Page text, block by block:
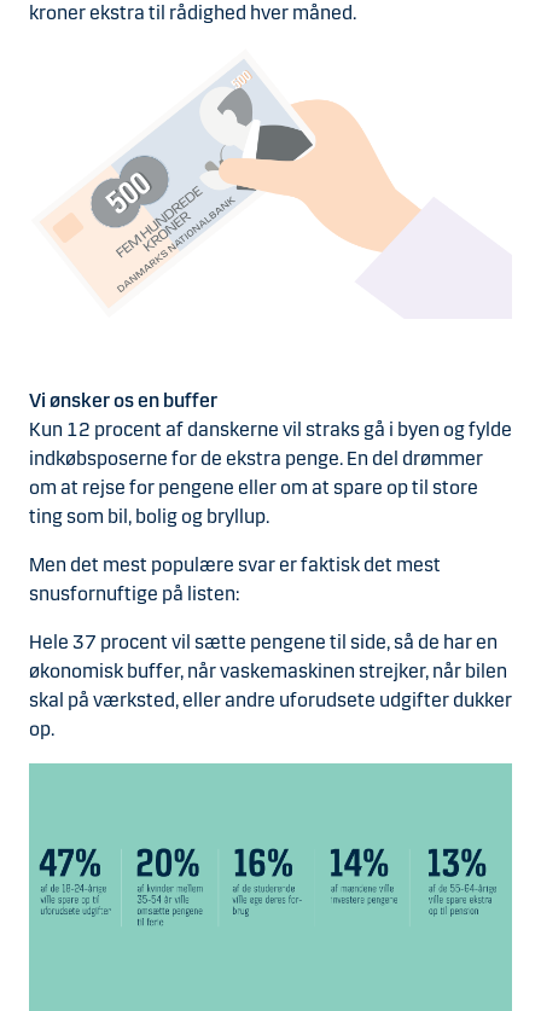
kroner ekstra til rådighed hver måned.
Vi ønsker os en buffer
Kun 12 procent af danskerne vil straks gå i byen og fylde
indkøbsposerne for de ekstra penge. En del drømmer
om at rejse for pengene eller om at spare op til store
ting som bil, bolig og bryllup.
Men det mest populære svar er faktisk det mest
snusfornuftige på listen:
Hele 37 procent vil sætte pengene til side, så de har en
økonomisk buffer, når vaskemaskinen strejker, når bilen
skal på værksted, eller andre uforudsete udgifter dukker
op.